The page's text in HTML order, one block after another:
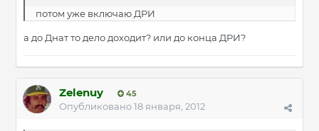
потом уже включаю ДРИ
а до Днат то дело доходит? или до конца ДРИ?
Zelenuy 45
Опубликовано18 января, 2012